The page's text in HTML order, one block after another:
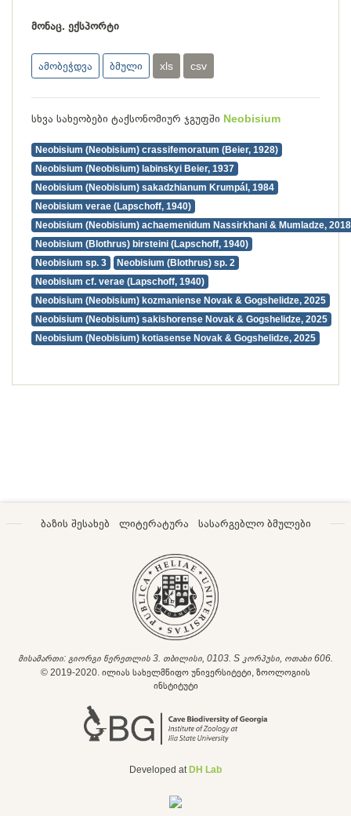
მონაც. ექსპორტი
ამობეჭდვა ბმული xls csv
სხვა სახეობები ტაქსონომიურ ჯგუფში Neobisium
Neobisium (Neobisium) crassifemoratum (Beier, 1928)
Neobisium (Neobisium) labinskyi Beier, 1937
Neobisium (Neobisium) sakadzhianum Krumpál, 1984
Neobisium verae (Lapschoff, 1940)
Neobisium (Neobisium) achaemenidum Nassirkhani & Mumladze, 2018
Neobisium (Blothrus) birsteini (Lapschoff, 1940)
Neobisium sp. 3
Neobisium (Blothrus) sp. 2
Neobisium cf. verae (Lapschoff, 1940)
Neobisium (Neobisium) kozmaniense Novak & Gogshelidze, 2025
Neobisium (Neobisium) sakishorense Novak & Gogshelidze, 2025
Neobisium (Neobisium) kotiasense Novak & Gogshelidze, 2025
ბაზის შესახებ ლიტერატურა სასარგებლო ბმულები
მისამართი: გიორგი წერეთლის 3. თბილისი, 0103. S კორპუსი, ოთახი 606.
© 2019-2020. ილიას სახელმწიფო უნივერსიტეტი, ზოოლოგიის
ინსტიტუტი
Developed at DH Lab